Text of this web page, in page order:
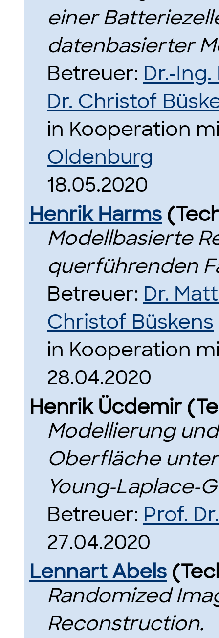
einer
datenbasierter
Betreuer: Dr.-
Dr. Christof
in Kooperation
Oldenburg
18.05.2020
Henrik Harms
Modellbasierte
querführenden
Betreuer: Dr.
Christof Büskens
in Kooperation
28.04.2020
Henrik Ücdemir
Modellierung
Oberfläche
Young-Laplace-
Betreuer: Prof.
27.04.2020
Lennart Abels
Randomized
Reconstruction.